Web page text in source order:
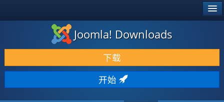
下载 & 扩展
发现 & 学习
社区 & 支持
Joomla! Downloads
下载
开始